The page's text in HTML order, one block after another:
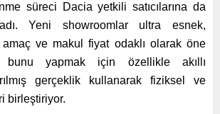
süreci Dacia yetkili satıcılarına da
Yeni showroomlar ultra esnek,
amaç ve makul fiyat odaklı olarak öne
bunu yapmak için özellikle akıllı
gerçeklik kullanarak fiziksel ve
birleştiriyor.